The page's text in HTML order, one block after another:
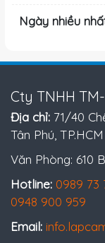
Ngày nhiều
Cty TNHH
Địa chỉ: 71/40
Tân Phú, TP.HCM
Văn Phòng: 610
Hotline: 0989 73
0948 900 959
Email: